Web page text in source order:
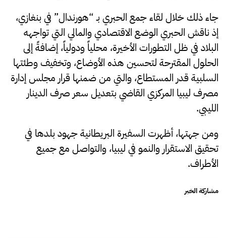
جاء ذلك خلال لقاء جمع الحبري بـ “هورندال” في بنغازي،
إذ ناقش الحبري الوضع الاقتصادي والمالي التي تواجهه
البلاد في ظل التطورات الأخيرة، محلياً ودولياً، إضافةً إلى
الحلول المقترحة لتحسين هذه الأوضاع، وتخفيف وطئتها
السلبية قدر المستطاع، والتي من ضمنها قرار مجلس إدارة
مصرف ليبيا المركزي القاضي بتعديل سعر صرف الدينار
الليبي.
ومن جهتها، أظهرت السفيرة البريطانية جهود بلدها في
تحقيق الاستقرار والنمو في ليبيا، والتواصل مع جميع
الأطراف.
مشاركة الخبر